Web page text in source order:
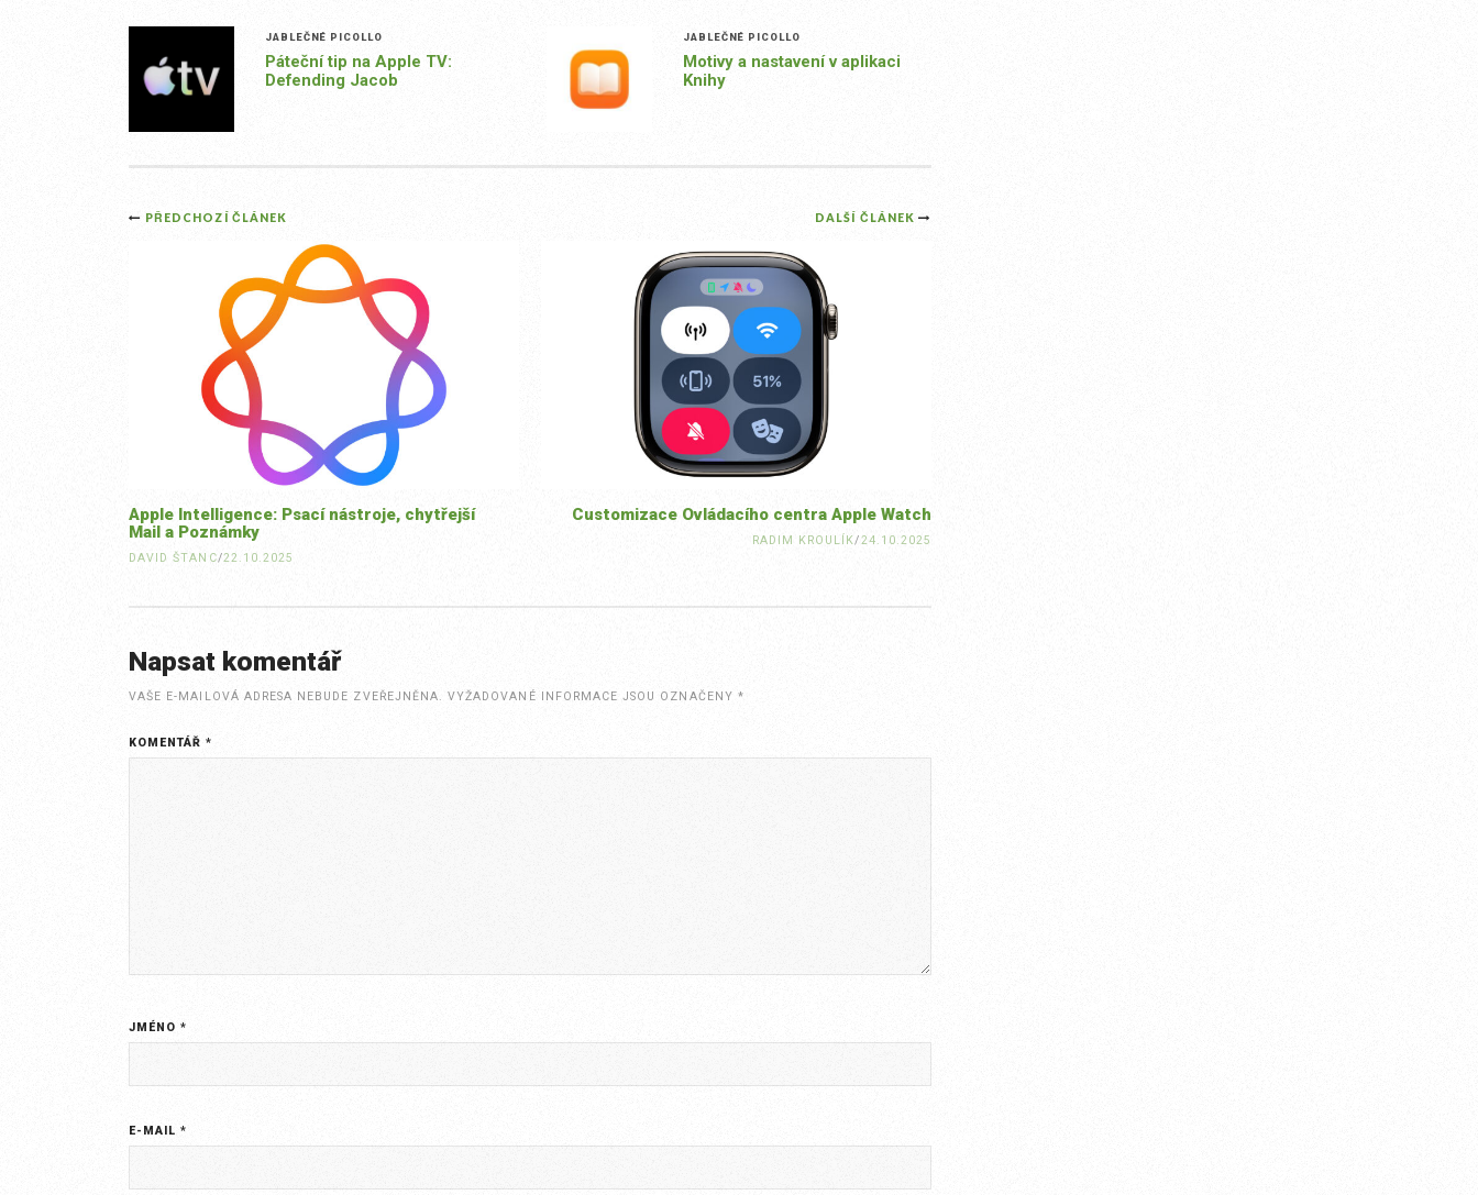
JABLEČNÉ PICOLLO
Páteční tip na Apple TV:
Defending Jacob
JABLEČNÉ PICOLLO
Motivy a nastavení v aplikaci
Knihy
Post
navigation
DALŠÍ ČLÁNEK
Customizace Ovládacího centra Apple Watch
RADIM KROULÍK/24.10.2025
PŘEDCHOZÍ ČLÁNEK
Apple Intelligence: Psací nástroje, chytřejší
Mail a Poznámky
DAVID ŠTANC/22.10.2025
Napsat komentář
VAŠE E-MAILOVÁ ADRESA NEBUDE ZVEŘEJNĚNA. VYŽADOVANÉ INFORMACE JSOU OZNAČENY *
KOMENTÁŘ*
JMÉNO*
E-MAIL*